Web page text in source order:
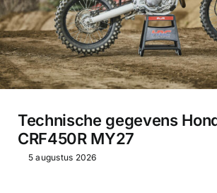
Technische gegevens
CRF450R MY27
5 augustus 2026